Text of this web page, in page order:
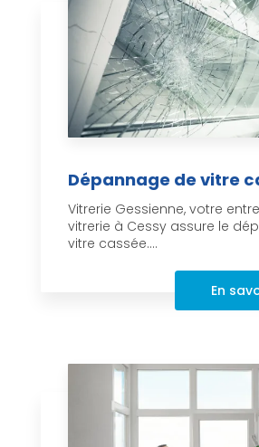
Dépannage de vitre
Vitrerie Gessienne, votre
vitrerie à Cessy assure le
vitre cassée....
En